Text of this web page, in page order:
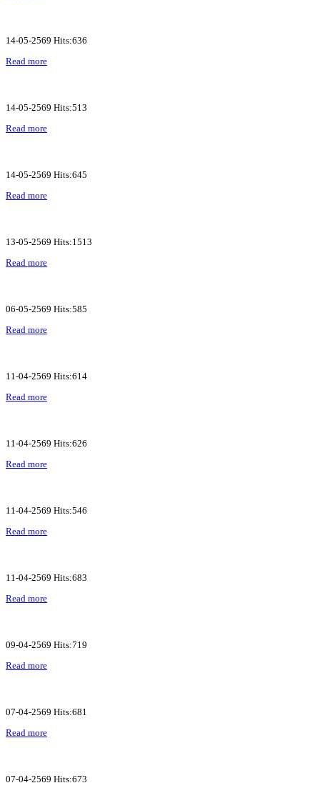
14-05-2569 Hits:636
Read more
14-05-2569 Hits:513
Read more
14-05-2569 Hits:645
Read more
13-05-2569 Hits:1513
Read more
06-05-2569 Hits:585
Read more
11-04-2569 Hits:614
Read more
11-04-2569 Hits:626
Read more
11-04-2569 Hits:546
Read more
11-04-2569 Hits:683
Read more
09-04-2569 Hits:719
Read more
07-04-2569 Hits:681
Read more
07-04-2569 Hits:673